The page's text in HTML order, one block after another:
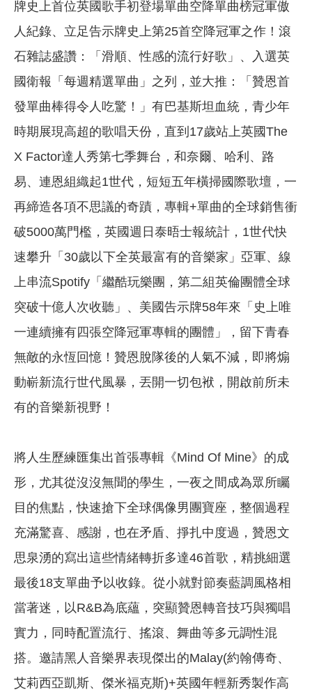
牌史上首位英國歌手初登場單曲空降單曲榜冠軍傲
人紀錄、立足告示牌史上第25首空降冠軍之作！滾
石雜誌盛讚：「滑順、性感的流行好歌」、入選英
國衛報「每週精選單曲」之列，並大推：「贊恩首
發單曲棒得令人吃驚！」有巴基斯坦血統，青少年
時期展現高超的歌唱天份，直到17歲站上英國The
X Factor達人秀第七季舞台，和奈爾、哈利、路
易、連恩組織起1世代，短短五年橫掃國際歌壇，一
再締造各項不思議的奇蹟，專輯+單曲的全球銷售衝
破5000萬門檻，英國週日泰晤士報統計，1世代快
速攀升「30歲以下全英最富有的音樂家」亞軍、線
上串流Spotify「繼酷玩樂團，第二組英倫團體全球
突破十億人次收聽」、美國告示牌58年來「史上唯
一連續擁有四張空降冠軍專輯的團體」，留下青春
無敵的永恆回憶！贊恩脫隊後的人氣不減，即將煽
動嶄新流行世代風暴，丟開一切包袱，開啟前所未
有的音樂新視野！
將人生歷練匯集出首張專輯《Mind Of Mine》的成
形，尤其從沒沒無聞的學生，一夜之間成為眾所矚
目的焦點，快速搶下全球偶像男團寶座，整個過程
充滿驚喜、感謝，也在矛盾、掙扎中度過，贊恩文
思泉湧的寫出這些情緒轉折多達46首歌，精挑細選
最後18支單曲予以收錄。從小就對節奏藍調風格相
當著迷，以R&B為底蘊，突顯贊恩轉音技巧與獨唱
實力，同時配置流行、搖滾、舞曲等多元調性混
搭。邀請黑人音樂界表現傑出的Malay(約翰傳奇、
艾莉西亞凱斯、傑米福克斯)+英國年輕新秀製作高